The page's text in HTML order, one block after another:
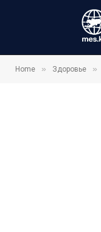
Home » Здоровье »